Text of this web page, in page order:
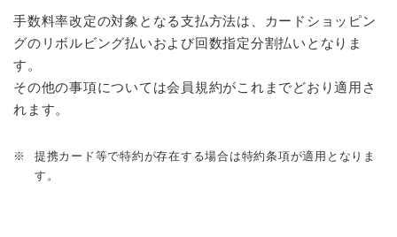
手数料率改定の対象となる支払方法は、カードショッピン
グのリボルビング払いおよび回数指定分割払いとなりま
す。
その他の事項については会員規約がこれまでどおり適用さ
れます。
※
提携カード等で特約が存在する場合は特約条項が適用となりま
す。